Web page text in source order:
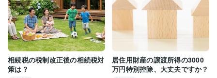
相続税の税制改正後の相続税対
策は？
居住用財産の譲渡所得の3000
万円特別控除、大丈夫ですか？